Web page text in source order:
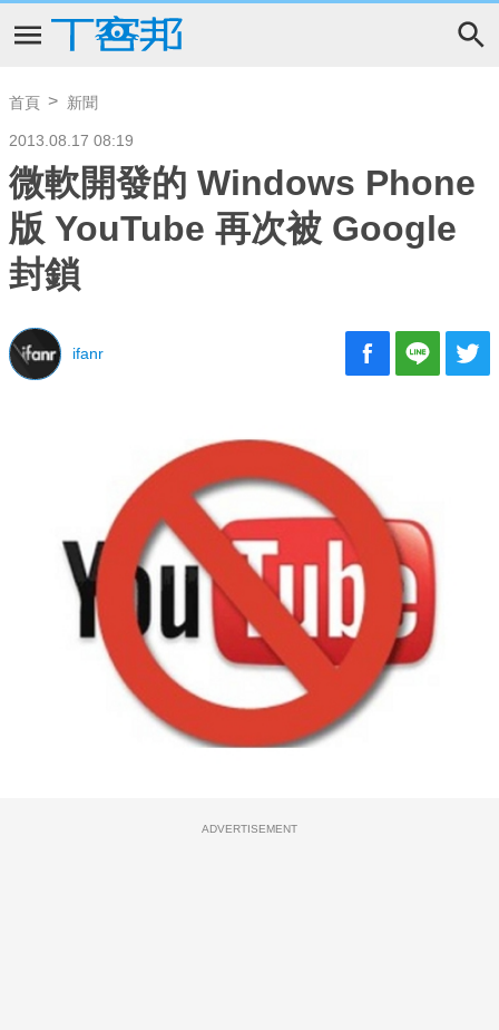
首頁 新聞
2013.08.17 08:19
微軟開發的 Windows Phone
版 YouTube 再次被 Google
封鎖
ifanr
ADVERTISEMENT